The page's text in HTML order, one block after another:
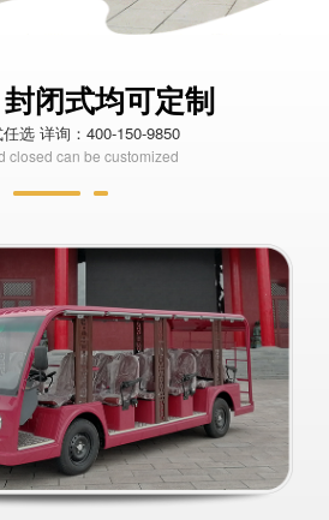
闭式均可定制
选 详询：400-150-9850
closed can be customized